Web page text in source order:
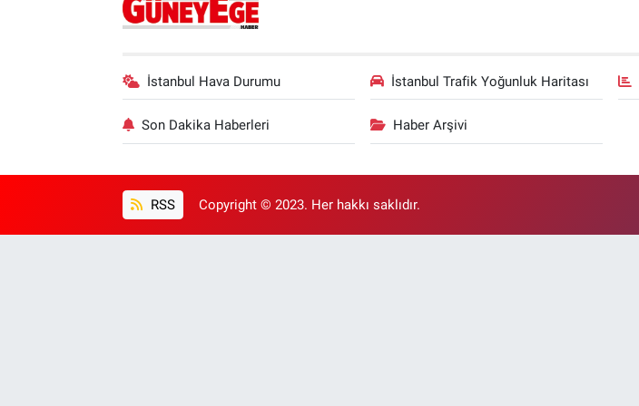
İstanbul Hava Durumu İstanbul Trafik Yoğunluk Haritası
Son Dakika Haberleri Haber Arşivi
RSS Copyright © 2023. Her hakkı saklıdır.